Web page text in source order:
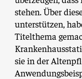
stehen. Über
unterstützen,
Titelthema
sie in der